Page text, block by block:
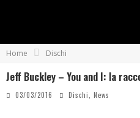
Home Dischi
Jeff Buckley – You and I: la
03/03/2016 Dischi News